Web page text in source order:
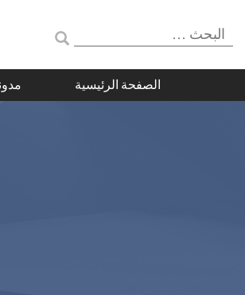
البحث:
الصفحة الرئيسية